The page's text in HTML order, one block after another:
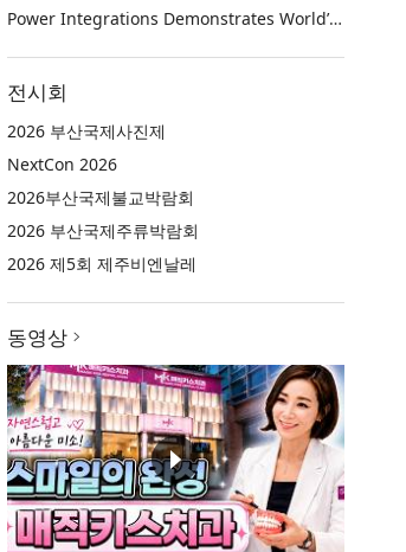
Power Integrations Demonstrates World’s First 2200 V GaN Technology for Next-Era High-Voltage Power Systems
전시회
2026 부산국제사진제
NextCon 2026
2026부산국제불교박람회
2026 부산국제주류박람회
2026 제5회 제주비엔날레
동영상